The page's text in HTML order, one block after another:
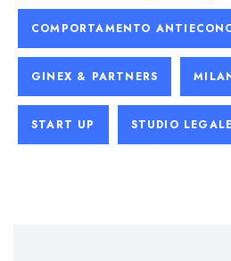
COMPORTAMENTO
GINEX & PARTNERS
START UP STUDIO